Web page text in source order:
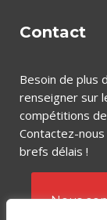
Contact
Besoin de plus
renseigner sur
compétitions
Contactez-
brefs délais !
Nous